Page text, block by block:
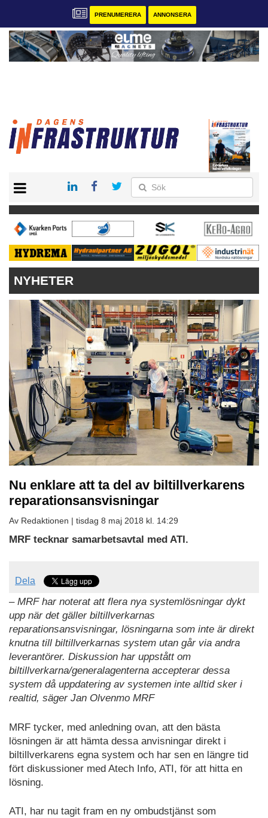
PRENUMERERA ANNONSERA
KONTAKT
VÅRA ANDRA MAGASIN
PRENUMERERA
ANNONSERA
NYHETER
Nu enklare att ta del av biltillverkarens
reparationsansvisningar
Av Redaktionen | tisdag 8 maj 2018 kl. 14:29
MRF tecknar samarbetsavtal med ATI.
Dela
– MRF har noterat att flera nya systemlösningar dykt
upp när det gäller biltillverkarnas
reparationsansvisningar, lösningarna som inte är direkt
knutna till biltillverkarnas system utan går via andra
leverantörer. Diskussion har uppstått om
biltillverkarna/generalagenterna accepterar dessa
system då uppdatering av systemen inte alltid sker i
realtid, säger Jan Olvenmo MRF
MRF tycker, med anledning ovan, att den bästa
lösningen är att hämta dessa anvisningar direkt i
biltillverkarens egna system och har sen en längre tid
fört diskussioner med Atech Info, ATI, för att hitta en
lösning.
ATI, har nu tagit fram en ny ombudstjänst som